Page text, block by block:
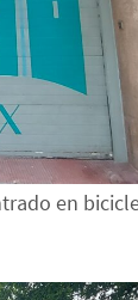
en